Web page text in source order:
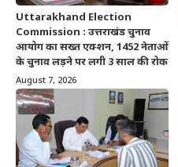
Uttarakhand Election
Commission : उत्तराखंड चुनाव
आयोग का सख्त एक्शन, 1452 नेताओं
के चुनाव लड़ने पर लगी 3 साल की रोक
August 7, 2026